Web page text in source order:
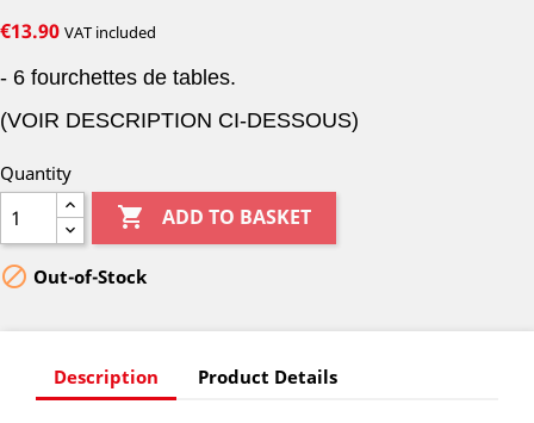
€13.90 VAT included
- 6 fourchettes de tables.
(VOIR DESCRIPTION CI-DESSOUS)
Quantity
 ADD TO BASKET
 Out-of-Stock
Description Product Details